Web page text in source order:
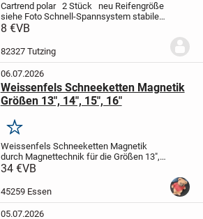
Cartrend polar 2 Stück neu Reifengröße
siehe Foto Schnell-Spannsystem stabile
Aufbewahrungsbox
stehenden Fahrzeugen
8 €VB
82327 Tutzing
06.07.2026
Weissenfels Schneeketten Magnetik
Größen 13", 14", 15", 16"
Merken
Weissenfels Schneeketten Magnetik
durch Magnettechnik für die Größen 13",
14", 15", 16"
sind noch neu. Das sieht man auch auf
34 €VB
45259 Essen
05.07.2026